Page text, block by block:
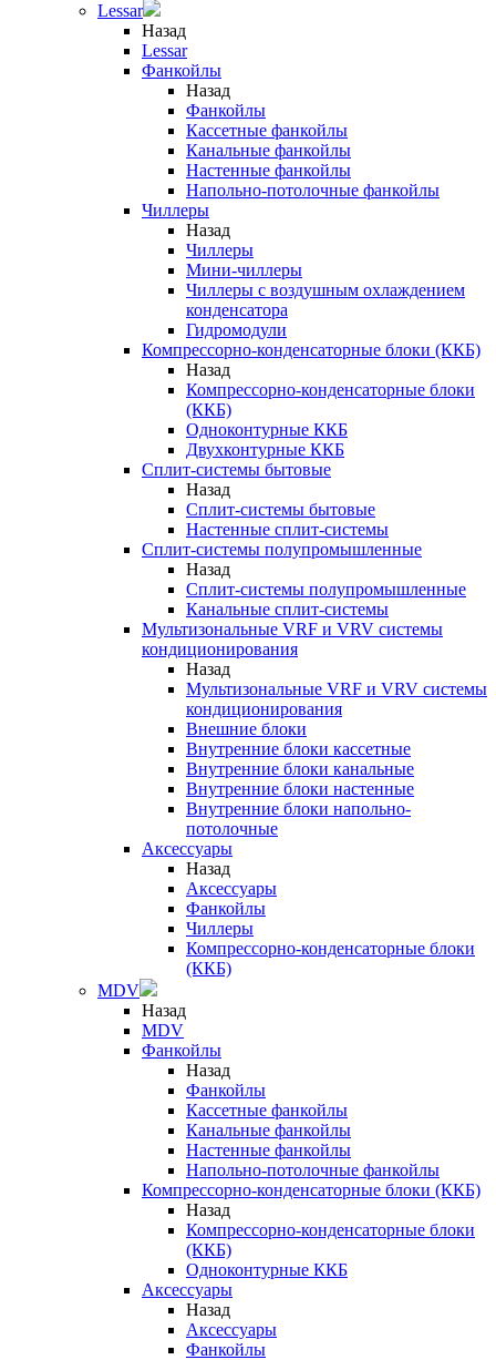
Lessar
Назад
Lessar
Фанкойлы
Назад
Фанкойлы
Кассетные фанкойлы
Канальные фанкойлы
Настенные фанкойлы
Напольно-потолочные фанкойлы
Чиллеры
Назад
Чиллеры
Мини-чиллеры
Чиллеры с воздушным охлаждением
конденсатора
Гидромодули
Компрессорно-конденсаторные блоки (ККБ)
Назад
Компрессорно-конденсаторные блоки
(ККБ)
Одноконтурные ККБ
Двухконтурные ККБ
Сплит-системы бытовые
Назад
Сплит-системы бытовые
Настенные сплит-системы
Сплит-системы полупромышленные
Назад
Сплит-системы полупромышленные
Канальные сплит-системы
Мультизональные VRF и VRV системы
кондиционирования
Назад
Мультизональные VRF и VRV системы
кондиционирования
Внешние блоки
Внутренние блоки кассетные
Внутренние блоки канальные
Внутренние блоки настенные
Внутренние блоки напольно-
потолочные
Аксессуары
Назад
Аксессуары
Фанкойлы
Чиллеры
Компрессорно-конденсаторные блоки
(ККБ)
MDV
Назад
MDV
Фанкойлы
Назад
Фанкойлы
Кассетные фанкойлы
Канальные фанкойлы
Настенные фанкойлы
Напольно-потолочные фанкойлы
Компрессорно-конденсаторные блоки (ККБ)
Назад
Компрессорно-конденсаторные блоки
(ККБ)
Одноконтурные ККБ
Аксессуары
Назад
Аксессуары
Фанкойлы